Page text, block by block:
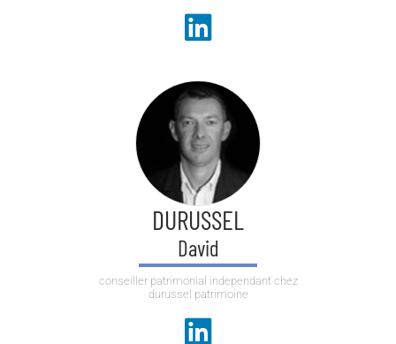
DURUSSEL
David
conseiller patrimonial independant chez
durussel patrimoine